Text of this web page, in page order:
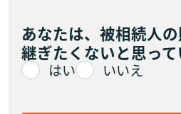
あなたは、被相続人
継ぎたくないと思って
はい いいえ